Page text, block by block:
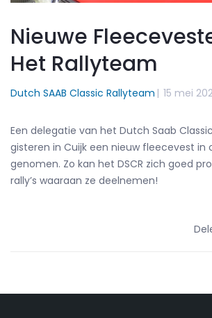
Nieuwe
Het Rallyteam
Dutch SAAB Classic Rallyteam | 15 mei
Een delegatie van het Dutch Saab
gisteren in Cuijk een nieuw fleecevest in
genomen. Zo kan het DSCR zich goed
rally’s waaraan ze deelnemen!